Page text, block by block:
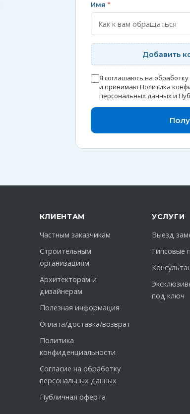
Имя *
Добавить
Я соглашаюсь на
и принимаю Политика
персональных данныхи
КЛИЕНТАМ
Частным заказчикам
Строительным
организациям
Архитекторам и
дизайнерам
Полезная информация
Оплата/доставка/возврат
Политика
конфиденциальности
Согласие на обработку
персональных данных
Публичная оферта
УСЛУГИ
Выезд
Гипсовые
под ключ